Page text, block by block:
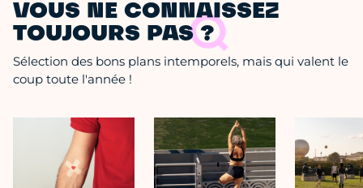
VOUS NE CONNAISSEZ
TOUJOURS PAS ?
Sélection des bons plans intemporels, mais qui valent le
coup toute l'année !